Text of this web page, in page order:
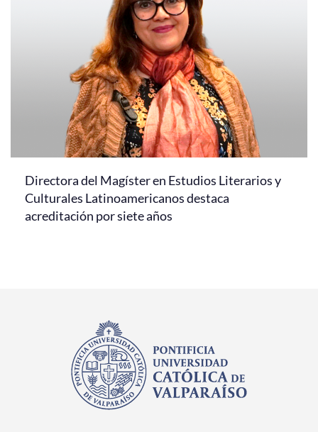
Directora del Magíster en Estudios Literarios y
Culturales Latinoamericanos destaca
acreditación por siete años